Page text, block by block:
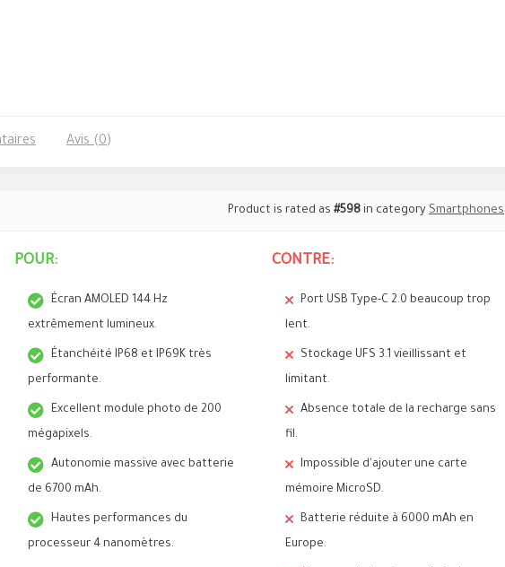
Avis (0)
Product is rated as #598 in category Smartphones
POUR:
Écran AMOLED 144 Hz
extrêmement lumineux.
Étanchéité IP68 et IP69K très
performante.
Excellent module photo de 200
mégapixels.
Autonomie massive avec batterie
de 6700 mAh.
Hautes performances du
processeur 4 nanomètres.
CONTRE:
Port USB Type-C 2.0 beaucoup trop
lent.
Stockage UFS 3.1 vieillissant et
limitant.
Absence totale de la recharge sans
fil.
Impossible d'ajouter une carte
mémoire MicroSD.
Batterie réduite à 6000 mAh en
Europe.